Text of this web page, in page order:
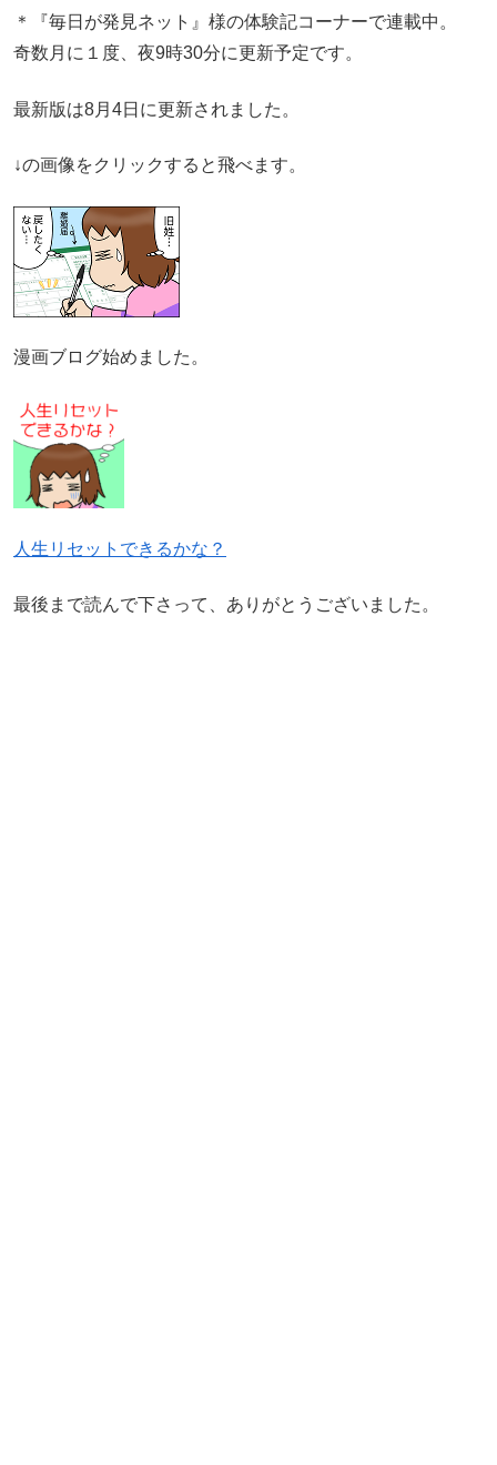
＊『毎日が発見ネット』様の体験記コーナーで連載中。
奇数月に１度、夜9時30分に更新予定です。
最新版は8月4日に更新されました。
↓の画像をクリックすると飛べます。
漫画ブログ始めました。
人生リセットできるかな？
最後まで読んで下さって、ありがとうございました。